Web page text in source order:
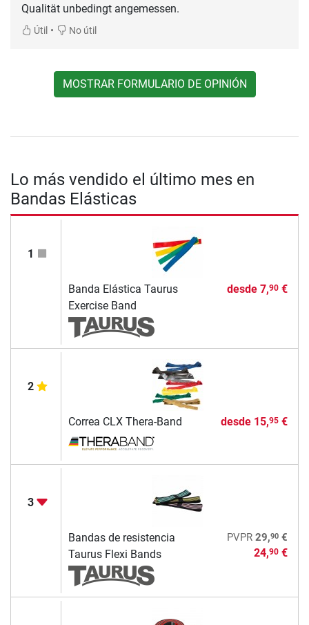
Qualität unbedingt angemessen.
Útil • No útil
MOSTRAR FORMULARIO DE OPINIÓN
Lo más vendido el último mes en
Bandas Elásticas
1
Banda Elástica Taurus
Exercise Band
desde 7,90€
2
Correa CLX Thera-Band desde 15,95€
3
Bandas de resistencia
Taurus Flexi Bands
PVPR 29,90€
24,90€